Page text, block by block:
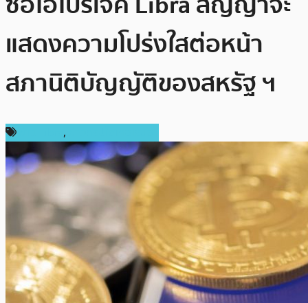
แสดงความโปร่งใสต่อหน้า
สภานิติบัญญัติของสหรัฐ ฯ
,